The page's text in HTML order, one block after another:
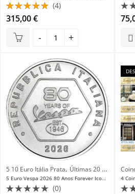
Avaliação
5.00 de 5
(4)
315,00€
5 10 Euro Itália Prata, Últimas 20 Novidades
5 Euro Vespa 2026 80 Anos Forever Iconic Itália Prata Bnc
(0)
0
de